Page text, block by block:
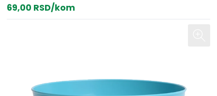
69,00 RSD/kom